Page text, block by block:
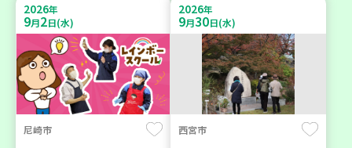
2026年
9月2日(水)
尼崎市
2026年
9月30日(水)
西宮市